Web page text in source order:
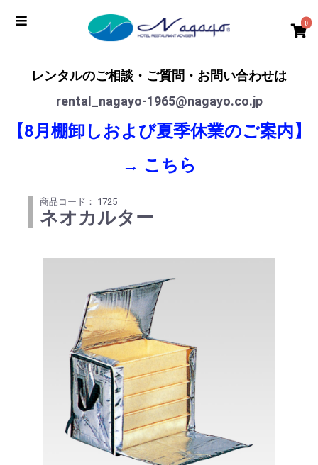
0
レンタルのご相談・ご質問・お問い合わせは
rental_nagayo-1965@nagayo.co.jp
【8月棚卸しおよび夏季休業のご案内】
→ こちら
商品コード： 1725
ネオカルター